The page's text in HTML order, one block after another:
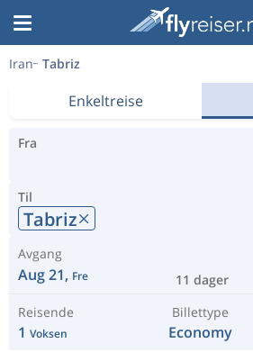
Iran Tabriz
Enkeltreise
Fra
Til
Tabriz
Avgang
Aug 21, Fre 11 dager
Reisende
1 Voksen
Billettype
Economy